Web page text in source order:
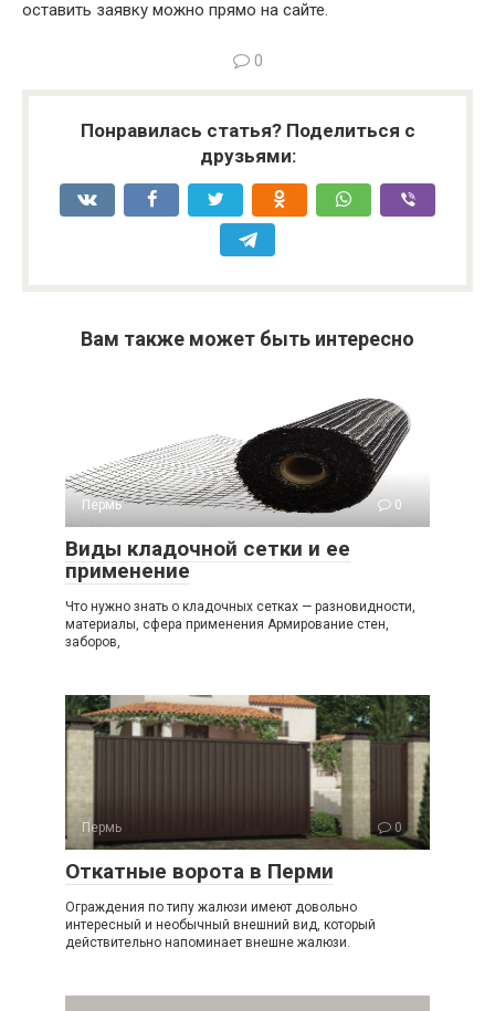
оставить заявку можно прямо на сайте.
0
Понравилась статья? Поделиться с
друзьями:
Вам также может быть интересно
Пермь 0
Виды кладочной сетки и ее
применение
Что нужно знать о кладочных сетках — разновидности,
материалы, сфера применения Армирование стен,
заборов,
Пермь 0
Откатные ворота в Перми
Ограждения по типу жалюзи имеют довольно
интересный и необычный внешний вид, который
действительно напоминает внешне жалюзи.